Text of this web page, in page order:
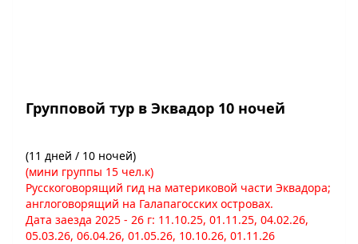
Групповой тур в Эквадор 10 ночей
(11 дней / 10 ночей)
(мини группы 15 чел.к)
Русскоговорящий гид на материковой части Эквадора;
англоговорящий на Галапагосских островах.
Дата заезда 2025 - 26 г: 11.10.25, 01.11.25, 04.02.26,
05.03.26, 06.04.26, 01.05.26, 10.10.26, 01.11.26